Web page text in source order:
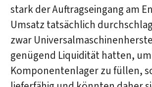
stark der Auftragseingang am
Umsatz tatsächlich
zwar
genügend Liquidität hatten,
Komponentenlager zu füllen,